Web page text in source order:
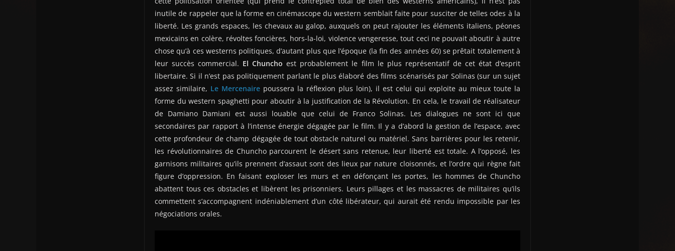
inutile de rappeler que la forme en cinémascope du western semblait faite pour susciter de telles odes à la
liberté. Les grands espaces, les chevaux au galop, auxquels on peut rajouter les éléments italiens, péones
mexicains en colère, révoltes foncières, hors-la-loi, violence vengeresse, tout ceci ne pouvait aboutir à autre
chose qu’à ces westerns politiques, d’autant plus que l’époque (la fin des années 60) se prêtait totalement à
leur succès commercial. El Chuncho est probablement le film le plus représentatif de cet état d’esprit
libertaire. Si il n’est pas politiquement parlant le plus élaboré des films scénarisés par Solinas (sur un sujet
assez similaire, Le Mercenaire poussera la réflexion plus loin), il est celui qui exploite au mieux toute la
forme du western spaghetti pour aboutir à la justification de la Révolution. En cela, le travail de réalisateur
de Damiano Damiani est aussi louable que celui de Franco Solinas. Les dialogues ne sont ici que
secondaires par rapport à l’intense énergie dégagée par le film. Il y a d’abord la gestion de l’espace, avec
cette profondeur de champ dégagée de tout obstacle naturel ou matériel. Sans barrières pour les retenir,
les révolutionnaires de Chuncho parcourent le désert sans retenue, leur liberté est totale. A l’opposé, les
garnisons militaires qu’ils prennent d’assaut sont des lieux par nature cloisonnés, et l’ordre qui règne fait
figure d’oppression. En faisant exploser les murs et en défonçant les portes, les hommes de Chuncho
abattent tous ces obstacles et libèrent les prisonniers. Leurs pillages et les massacres de militaires qu’ils
commettent s’accompagnent indéniablement d’un côté libérateur, qui aurait été rendu impossible par les
négociations orales.